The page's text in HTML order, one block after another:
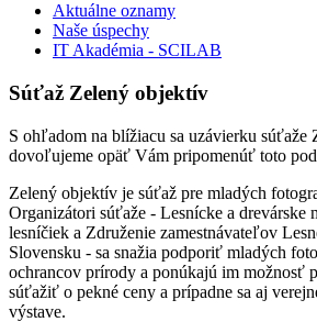
Aktuálne oznamy
Naše úspechy
IT Akadémia - SCILAB
Súťaž Zelený objektív
S ohľadom na blížiacu sa uzávierku súťaže
dovoľujeme opäť Vám pripomenúť toto
Zelený objektív je súťaž pre mladých
Organizátori súťaže - Lesnícke a drevárske
lesníčiek a Združenie zamestnávateľov
Slovensku - sa snažia podporiť mladých
ochrancov prírody a ponúkajú im možnosť
súťažiť o pekné ceny a prípadne sa aj
výstave.